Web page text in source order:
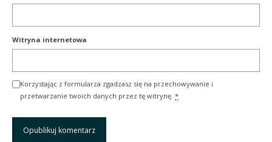
Witryna internetowa
Korzystając z formularza zgadzasz się na przechowywanie i
przetwarzanie twoich danych przez tę witrynę. *